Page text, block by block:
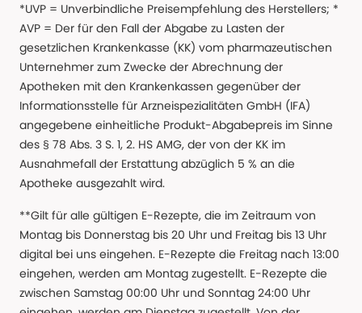
*UVP = Unverbindliche Preisempfehlung des Herstellers; *
AVP = Der für den Fall der Abgabe zu Lasten der
gesetzlichen Krankenkasse (KK) vom pharmazeutischen
Unternehmer zum Zwecke der Abrechnung der
Apotheken mit den Krankenkassen gegenüber der
Informationsstelle für Arzneispezialitäten GmbH (IFA)
angegebene einheitliche Produkt-Abgabepreis im Sinne
des § 78 Abs. 3 S. 1, 2. HS AMG, der von der KK im
Ausnahmefall der Erstattung abzüglich 5 % an die
Apotheke ausgezahlt wird.
**Gilt für alle gültigen E-Rezepte, die im Zeitraum von
Montag bis Donnerstag bis 20 Uhr und Freitag bis 13 Uhr
digital bei uns eingehen. E-Rezepte die Freitag nach 13:00
eingehen, werden am Montag zugestellt. E-Rezepte die
zwischen Samstag 00:00 Uhr und Sonntag 24:00 Uhr